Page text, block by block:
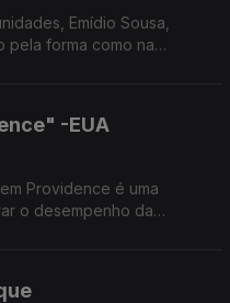
Emídio Sousa,
pela forma como na
-EUA
Providence é uma
o desempenho da